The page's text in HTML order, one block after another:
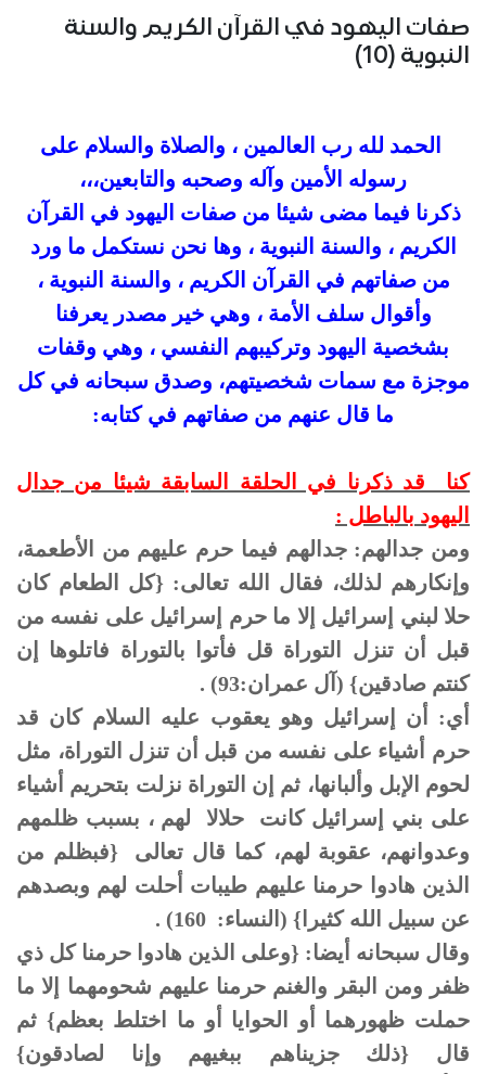
صفات اليهود في القرآن الكريم والسنة
النبوية (10)
الحمد لله رب العالمين ، والصلاة والسلام على
رسوله الأمين وآله وصحبه والتابعين،،،
ذكرنا فيما مضى شيئا من صفات اليهود في القرآن
الكريم ، والسنة النبوية ، وها نحن نستكمل ما ورد
من صفاتهم في القرآن الكريم ، والسنة النبوية ،
وأقوال سلف الأمة ، وهي خير مصدر يعرفنا
بشخصية اليهود وتركيبهم النفسي ، وهي وقفات
موجزة مع سمات شخصيتهم، وصدق سبحانه في كل
ما قال عنهم من صفاتهم في كتابه:
كنا قد ذكرنا في الحلقة السابقة شيئا من جدال
اليهود بالباطل :
ومن جدالهم: جدالهم فيما حرم عليهم من الأطعمة،
وإنكارهم لذلك، فقال الله تعالى: {كل الطعام كان
حلا لبني إسرائيل إلا ما حرم إسرائيل على نفسه من
قبل أن تنزل التوراة قل فأتوا بالتوراة فاتلوها إن
كنتم صادقين} (آل عمران:93) .
أي: أن إسرائيل وهو يعقوب عليه السلام كان قد
حرم أشياء على نفسه من قبل أن تنزل التوراة، مثل
لحوم الإبل وألبانها، ثم إن التوراة نزلت بتحريم أشياء
على بني إسرائيل كانت حلالا لهم ، بسبب ظلمهم
وعدوانهم، عقوبة لهم، كما قال تعالى {فبظلم من
الذين هادوا حرمنا عليهم طيبات أحلت لهم وبصدهم
عن سبيل الله كثيرا} (النساء: 160) .
وقال سبحانه أيضا: {وعلى الذين هادوا حرمنا كل ذي
ظفر ومن البقر والغنم حرمنا عليهم شحومهما إلا ما
حملت ظهورهما أو الحوايا أو ما اختلط بعظم} ثم
قال {ذلك جزيناهم ببغيهم وإنا لصادقون}